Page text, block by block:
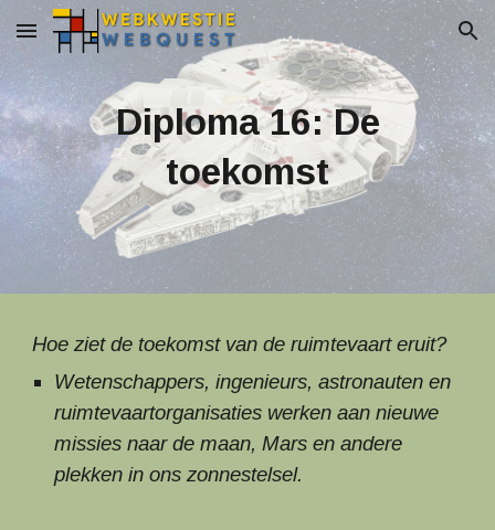
Skip to main content Skip to navigation
Diploma 16: De
toekomst
Hoe ziet de toekomst van de ruimtevaart eruit?
Wetenschappers, ingenieurs, astronauten en
ruimtevaartorganisaties werken aan nieuwe
missies naar de maan, Mars en andere
plekken in ons zonnestelsel.